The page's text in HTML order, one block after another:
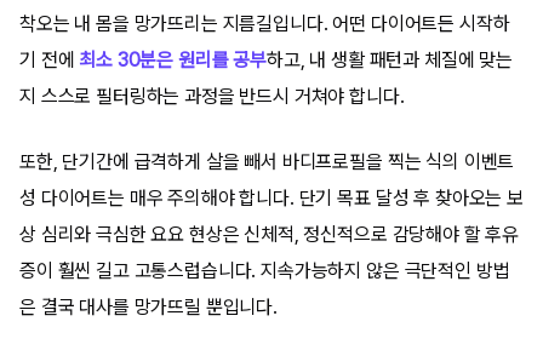
착오는 내 몸을 망가뜨리는 지름길입니다. 어떤 다이어트든 시작하
기 전에 최소 30분은 원리를 공부하고, 내 생활 패턴과 체질에 맞는
지 스스로 필터링하는 과정을 반드시 거쳐야 합니다.
또한, 단기간에 급격하게 살을 빼서 바디프로필을 찍는 식의 이벤트
성 다이어트는 매우 주의해야 합니다. 단기 목표 달성 후 찾아오는 보
상 심리와 극심한 요요 현상은 신체적, 정신적으로 감당해야 할 후유
증이 훨씬 길고 고통스럽습니다. 지속가능하지 않은 극단적인 방법
은 결국 대사를 망가뜨릴 뿐입니다.